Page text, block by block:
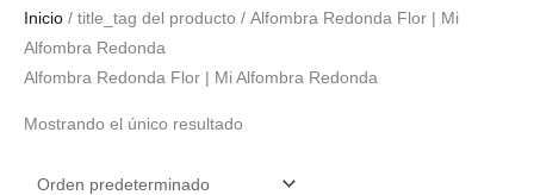
Inicio / title_tag del producto / Alfombra Redonda Flor | Mi
Alfombra Redonda
Alfombra Redonda Flor | Mi Alfombra Redonda
Mostrando el único resultado